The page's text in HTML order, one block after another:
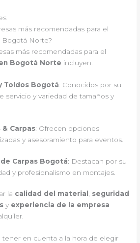
más recomendadas para el
Bogotá Norte?
más recomendadas para el
Bogotá Norte incluyen:
Toldos Bogotá: Conocidos por su
servicio y variedad de tamaños y
& Carpas: Ofrecen opciones
y asesoramiento para eventos.
Carpas Bogotá: Destacan por su
y profesionalismo en montajes.
la calidad del material
seguridad
y experiencia de la empresa
en cuenta a la hora de elegir